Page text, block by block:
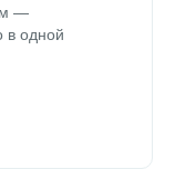
—
в одной